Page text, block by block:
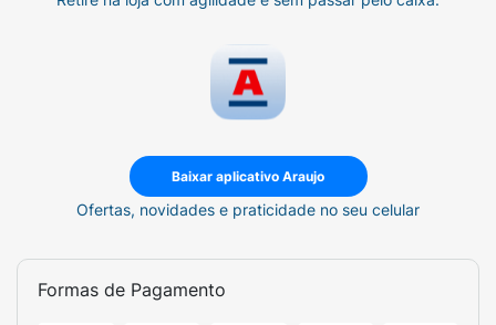
Baixar aplicativo Araujo
Ofertas, novidades e praticidade no seu celular
Formas de Pagamento